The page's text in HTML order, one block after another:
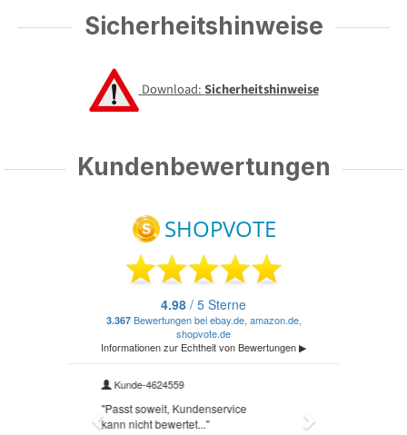
Sicherheitshinweise
Download:Sicherheitshinweise
Kundenbewertungen